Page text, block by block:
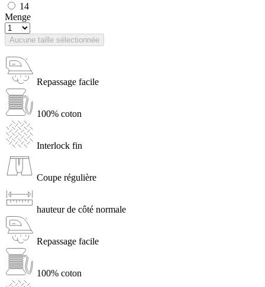
14
Menge
Aucune taille sélectionnée
Repassage facile
100% coton
Interlock fin
Coupe régulière
hauteur de côté normale
Repassage facile
100% coton